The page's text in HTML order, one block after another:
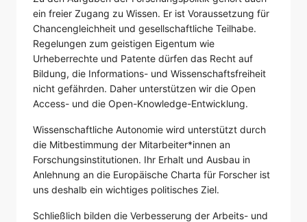
ein freier Zugang zu Wissen. Er ist Voraussetzung für
Chancengleichheit und gesellschaftliche Teilhabe.
Regelungen zum geistigen Eigentum wie
Urheberrechte und Patente dürfen das Recht auf
Bildung, die Informations- und Wissenschaftsfreiheit
nicht gefährden. Daher unterstützen wir die Open
Access- und die Open-Knowledge-Entwicklung.
Wissenschaftliche Autonomie wird unterstützt durch
die Mitbestimmung der Mitarbeiter*innen an
Forschungsinstitutionen. Ihr Erhalt und Ausbau in
Anlehnung an die Europäische Charta für Forscher ist
uns deshalb ein wichtiges politisches Ziel.
Schließlich bilden die Verbesserung der Arbeits- und